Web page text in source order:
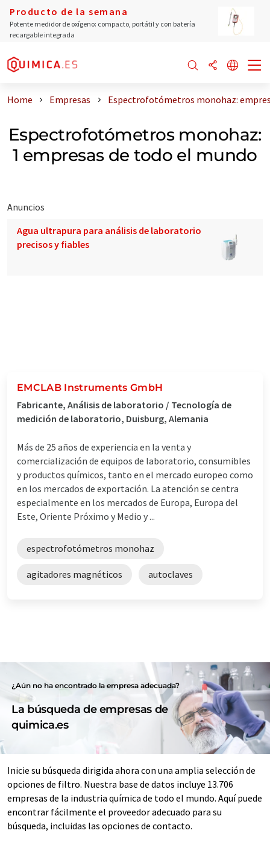
Producto de la semana
Potente medidor de oxígeno: compacto, portátil y con batería
recargable integrada
Home Empresas Espectrofotómetros monohaz:
Espectrofotómetros monohaz:
1 empresas de todo el mundo
Anuncios
Agua ultrapura para análisis de laboratorio
precisos y fiables
EMCLAB Instruments GmbH
Fabricante, Análisis de laboratorio / Tecnología de
medición de laboratorio, Duisburg, Alemania
Más de 25 años de experiencia en la venta y
comercialización de equipos de laboratorio, consumibles
y productos químicos, tanto en el mercado europeo como
en los mercados de exportación. La atención se centra
especialmente en los mercados de Europa, Europa del
Este, Oriente Próximo y Medio y ...
espectrofotómetros monohaz
agitadores magnéticos autoclaves
¿Aún no ha encontrado la empresa adecuada?
La búsqueda de empresas de
quimica.es
Inicie su búsqueda dirigida ahora con una amplia selección de
opciones de filtro. Nuestra base de datos incluye 13.706
empresas de la industria química de todo el mundo. Aquí puede
encontrar fácilmente el proveedor adecuado para su
búsqueda, incluidas las opciones de contacto.